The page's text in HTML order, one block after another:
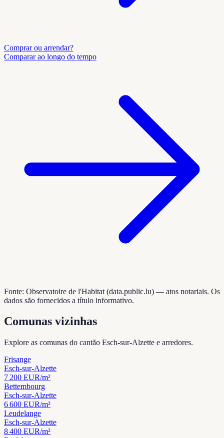
Comprar ou arrendar?
Comparar ao longo do tempo
Fonte: Observatoire de l'Habitat (data.public.lu) — atos notariais. Os
dados são fornecidos a título informativo.
Comunas vizinhas
Explore as comunas do cantão Esch-sur-Alzette e arredores.
Frisange
Esch-sur-Alzette
7 200 EUR/m²
Bettembourg
Esch-sur-Alzette
6 600 EUR/m²
Leudelange
Esch-sur-Alzette
8 400 EUR/m²